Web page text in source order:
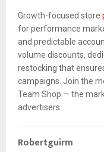
Growth-focused store
for performance
and predictable
volume discounts,
restocking that
campaigns. Join the
Team Shop — the
advertisers.
Robertguirm